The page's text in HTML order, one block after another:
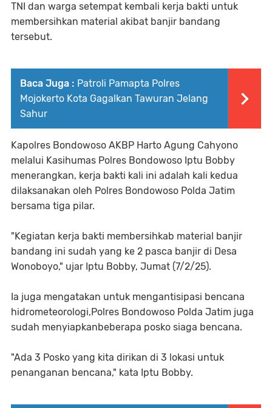
TNI dan warga setempat kembali kerja bakti untuk
membersihkan material akibat banjir bandang
tersebut.
Baca Juga : Patroli Pamapta Polres
Mojokerto Kota Gagalkan Tawuran Jelang
Sahur
Kapolres Bondowoso AKBP Harto Agung Cahyono
melalui Kasihumas Polres Bondowoso Iptu Bobby
menerangkan, kerja bakti kali ini adalah kali kedua
dilaksanakan oleh Polres Bondowoso Polda Jatim
bersama tiga pilar.
"Kegiatan kerja bakti membersihkab material banjir
bandang ini sudah yang ke 2 pasca banjir di Desa
Wonoboyo," ujar Iptu Bobby, Jumat (7/2/25).
Ia juga mengatakan untuk mengantisipasi bencana
hidrometeorologi,Polres Bondowoso Polda Jatim juga
sudah menyiapkanbeberapa posko siaga bencana.
"Ada 3 Posko yang kita dirikan di 3 lokasi untuk
penanganan bencana," kata Iptu Bobby.